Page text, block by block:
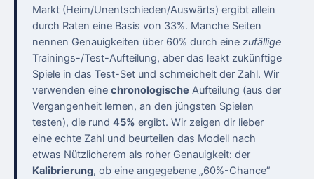
Markt (Heim/Unentschieden/Auswärts) ergibt allein
durch Raten eine Basis von 33%. Manche Seiten
nennen Genauigkeiten über 60% durch eine zufällige
Trainings-/Test-Aufteilung, aber das leakt zukünftige
Spiele in das Test-Set und schmeichelt der Zahl. Wir
verwenden eine chronologische Aufteilung (aus der
Vergangenheit lernen, an den jüngsten Spielen
testen), die rund 45% ergibt. Wir zeigen dir lieber
eine echte Zahl und beurteilen das Modell nach
etwas Nützlicherem als roher Genauigkeit: der
Kalibrierung, ob eine angegebene „60%-Chance”